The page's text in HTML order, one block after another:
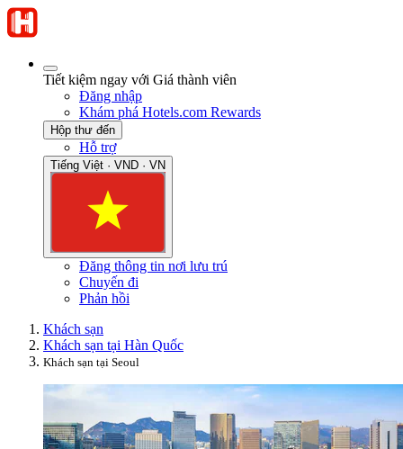
Tiết kiệm ngay với Giá thành viên
Đăng nhập
Khám phá Hotels.com Rewards
Hộp thư đến
Hỗ trợ
Tiếng Việt · VND · VN
Đăng thông tin nơi lưu trú
Chuyến đi
Phản hồi
Khách sạn
Khách sạn tại Hàn Quốc
Khách sạn tại Seoul